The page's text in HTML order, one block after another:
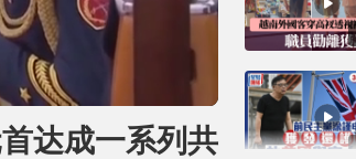
达成一系列共